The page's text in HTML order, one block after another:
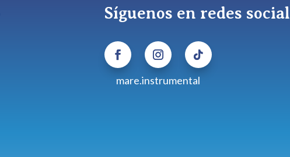
Síguenos en redes
mare.instrumental